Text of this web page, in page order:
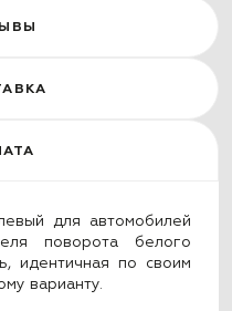
для автомобилей
поворота белого
идентичная по своим
варианту.